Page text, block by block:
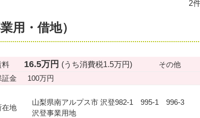
2
用・借地）
料 16.5万円 (うち消費税1.5万円)
その他
証金
100万円
在地
山梨県南アルプス市 沢登982-1 995-1 996-3
沢登事業用地